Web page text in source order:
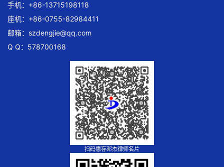
手机：+86-13715198118
座机：+86-0755-82984411
邮箱： szdengjie@qq.com
Q Q：578700168
扫码惠存邓杰律师名片